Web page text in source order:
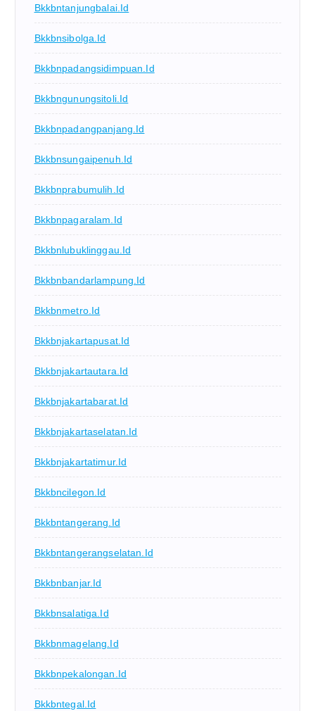
Bkkbntanjungbalai.id
Bkkbnsibolga.id
Bkkbnpadangsidimpuan.id
Bkkbngunungsitoli.id
Bkkbnpadangpanjang.id
Bkkbnsungaipenuh.id
Bkkbnprabumulih.id
Bkkbnpagaralam.id
Bkkbnlubuklinggau.id
Bkkbnbandarlampung.id
Bkkbnmetro.id
Bkkbnjakartapusat.id
Bkkbnjakartautara.id
Bkkbnjakartabarat.id
Bkkbnjakartaselatan.id
Bkkbnjakartatimur.id
Bkkbncilegon.id
Bkkbntangerang.id
Bkkbntangerangselatan.id
Bkkbnbanjar.id
Bkkbnsalatiga.id
Bkkbnmagelang.id
Bkkbnpekalongan.id
Bkkbntegal.id